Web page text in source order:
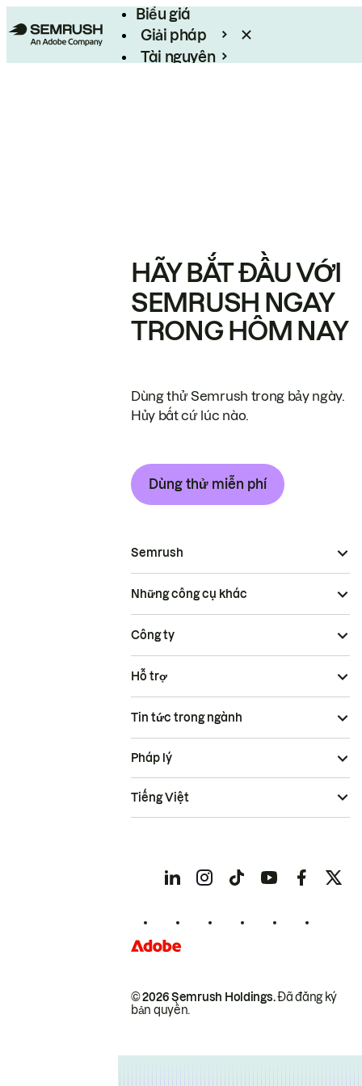
Biểu giá
Giải pháp
Tài nguyên
HÃY BẮT ĐẦU VỚI
SEMRUSH NGAY
TRONG HÔM NAY
Dùng thử Semrush trong bảy ngày.
Hủy bất cứ lúc nào.
Dùng thử miễn phí
Semrush
Những công cụ khác
Công ty
Hỗ trợ
Tin tức trong ngành
© 2026 Semrush Holdings.Đã đăng ký
bản quyền.
Pháp lý
Tiếng Việt